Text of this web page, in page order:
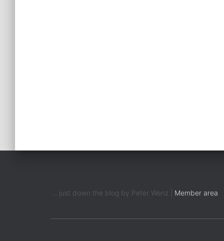
... just down the blog by Peter Wenz | Member area